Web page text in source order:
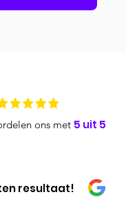
ons met 5 uit 5
resultaat!